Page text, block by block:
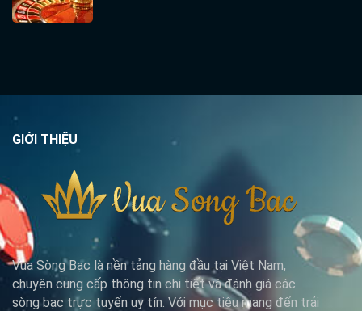
GIỚI THIỆU
Vua Sòng Bạc là nền tảng hàng đầu tại Việt Nam,
chuyên cung cấp thông tin chi tiết và đánh giá các
sòng bạc trực tuyến uy tín. Với mục tiêu mang đến trải